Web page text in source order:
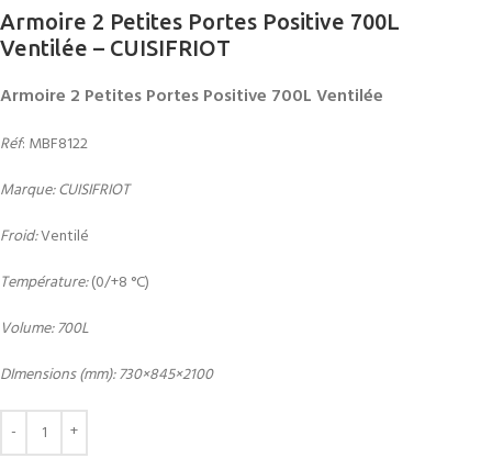
Armoire 2 Petites Portes Positive 700L
Ventilée – CUISIFRIOT
Armoire 2 Petites Portes Positive 700L Ventilée
Réf: MBF8122
Marque: CUISIFRIOT
Froid:Ventilé
Température:(0/+8 °C)
Volume: 700L
DImensions (mm): 730×845×2100